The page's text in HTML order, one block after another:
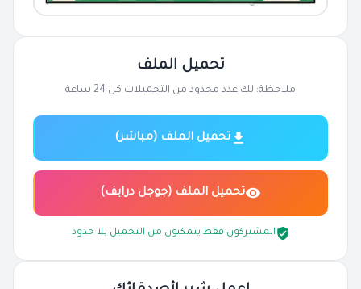
تحميل الملف
ملاحظة: لك عدد محدود من التحميلات كل 24 ساعة
تحميل الملف (مباشر)
تحميل الملف (جوجل درايف)
المشتركون فقط يتمكنون من التحميل بلا حدود